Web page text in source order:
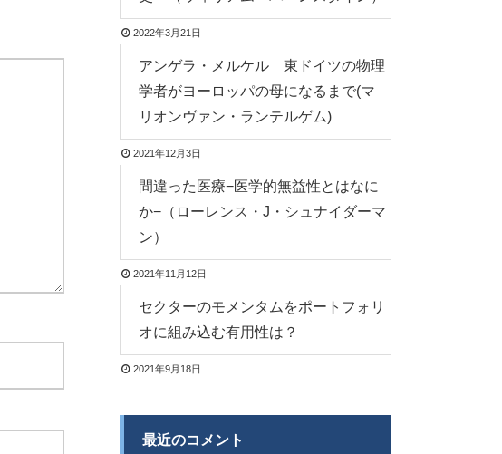
2022年3月21日
アンゲラ・メルケル 東ドイツの物理
学者がヨーロッパの母になるまで(マ
リオンヴァン・ランテルゲム)
2021年12月3日
間違った医療−医学的無益性とはなに
か−（ローレンス・J・シュナイダーマ
ン）
2021年11月12日
セクターのモメンタムをポートフォリ
オに組み込む有用性は？
2021年9月18日
最近のコメント